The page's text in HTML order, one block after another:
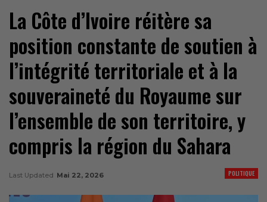
La Côte d’Ivoire réitère sa
position constante de soutien à
l’intégrité territoriale et à la
souveraineté du Royaume sur
l’ensemble de son territoire, y
compris la région du Sahara
POLITIQUE
Last Updated Mai 22, 2026